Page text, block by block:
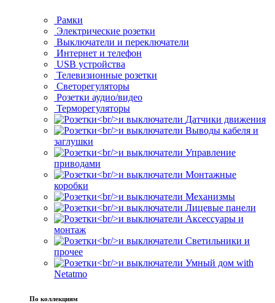
Рамки
Электрические розетки
Выключатели и переключатели
Интернет и телефон
USB устройства
Телевизионные розетки
Светорегуляторы
Розетки аудио/видео
Терморегуляторы
Датчики движения
Выводы кабеля и
заглушки
Управление
приводами
Монтажные
коробки
Механизмы
Лицевые панели
Аксессуары и
монтаж
Светильники и
прочее
Умный дом with
Netatmo
По коллекциям